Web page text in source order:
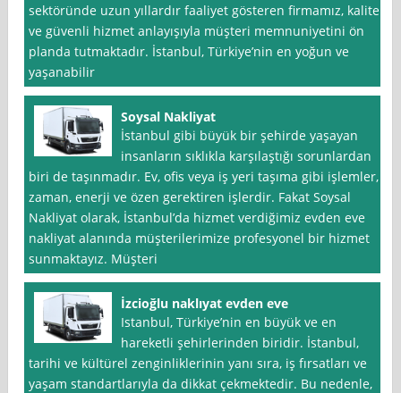
sektöründe uzun yıllardır faaliyet gösteren firmamız, kaliteli
ve güvenli hizmet anlayışıyla müşteri memnuniyetini ön
planda tutmaktadır. İstanbul, Türkiye’nin en yoğun ve
yaşanabilir
Soysal Nakliyat
İstanbul gibi büyük bir şehirde yaşayan
insanların sıklıkla karşılaştığı sorunlardan
biri de taşınmadır. Ev, ofis veya iş yeri taşıma gibi işlemler,
zaman, enerji ve özen gerektiren işlerdir. Fakat Soysal
Nakliyat olarak, İstanbul’da hizmet verdiğimiz evden eve
nakliyat alanında müşterilerimize profesyonel bir hizmet
sunmaktayız. Müşteri
İzcioğlu naklıyat evden eve
Istanbul, Türkiye’nin en büyük ve en
hareketli şehirlerinden biridir. İstanbul,
tarihi ve kültürel zenginliklerinin yanı sıra, iş fırsatları ve
yaşam standartlarıyla da dikkat çekmektedir. Bu nedenle,